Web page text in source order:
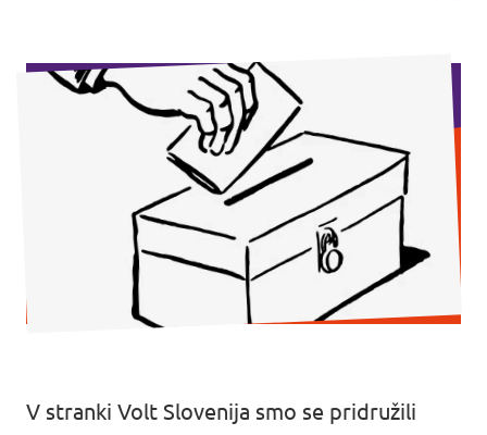
Kontakt
V stranki Volt Slovenija smo se pridružili